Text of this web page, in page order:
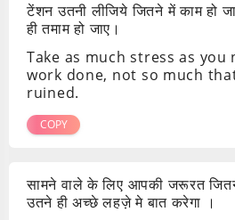
टेंशन उतनी लीजिये जितने में काम हो
ही तमाम हो जाए।
Take as much stress as
work done, not so much
ruined.
COPY
सामने वाले के लिए आपकी जरूरत
उतने ही अच्छे लहज़े मे बात करेगा ।